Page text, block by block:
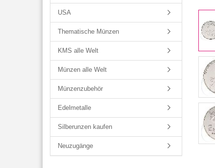
USA
Thematische Münzen
KMS alle Welt
Münzen alle Welt
Münzenzubehör
Edelmetalle
Silberunzen kaufen
Neuzugänge